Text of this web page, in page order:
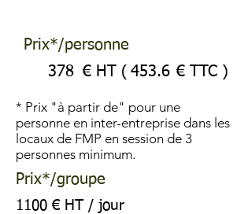
Prix*/personne
378 € HT ( 453.6 € TTC )
* Prix "à partir de" pour une
personne en inter-entreprise dans les
locaux de FMP en session de 3
personnes minimum.
Prix*/groupe
1100 € HT / jour